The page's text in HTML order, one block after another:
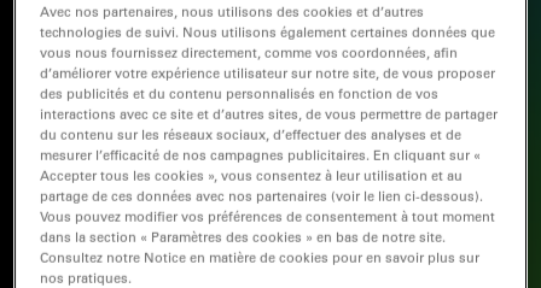
Avec nos partenaires, nous utilisons des cookies et d’autres
technologies de suivi. Nous utilisons également certaines données que
vous nous fournissez directement, comme vos coordonnées, afin
d’améliorer votre expérience utilisateur sur notre site, de vous proposer
des publicités et du contenu personnalisés en fonction de vos
interactions avec ce site et d’autres sites, de vous permettre de partager
du contenu sur les réseaux sociaux, d’effectuer des analyses et de
mesurer l’efficacité de nos campagnes publicitaires. En cliquant sur «
Accepter tous les cookies », vous consentez à leur utilisation et au
partage de ces données avec nos partenaires (voir le lien ci-dessous).
Vous pouvez modifier vos préférences de consentement à tout moment
dans la section « Paramètres des cookies » en bas de notre site.
Consultez notre Notice en matière de cookies pour en savoir plus sur
nos pratiques.